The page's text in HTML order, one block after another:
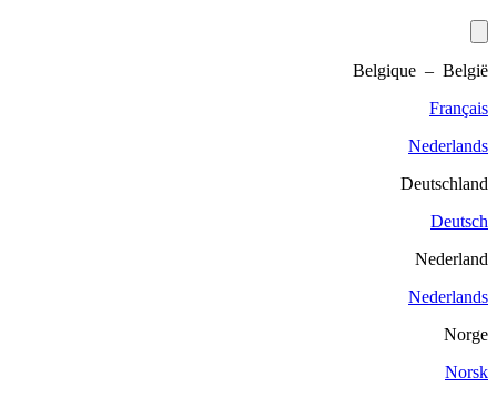
Belgique – België
Français
Nederlands
Deutschland
Deutsch
Nederland
Nederlands
Norge
Norsk